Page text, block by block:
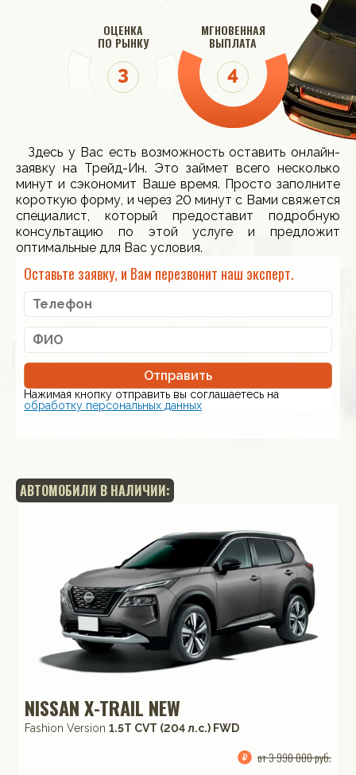
ОЦЕНКА
ПО РЫНКУ
МГНОВЕННАЯ
ВЫПЛАТА
Здесь у Вас есть возможность оставить онлайн-
заявку на Трейд-Ин. Это займет всего несколько
минут и сэкономит Ваше время. Просто заполните
короткую форму, и через 20 минут с Вами свяжется
специалист, который предоставит подробную
консультацию по этой услуге и предложит
оптимальные для Вас условия.
Оставьте заявку, и Вам перезвонит наш эксперт.
Отправить
Нажимая кнопку отправить вы соглашаетесь на
обработку персональных данных
АВТОМОБИЛИ В НАЛИЧИИ:
NISSAN X-TRAIL NEW
Fashion Version 1.5T CVT (204 л.с.) FWD
от 3 990 000 руб.